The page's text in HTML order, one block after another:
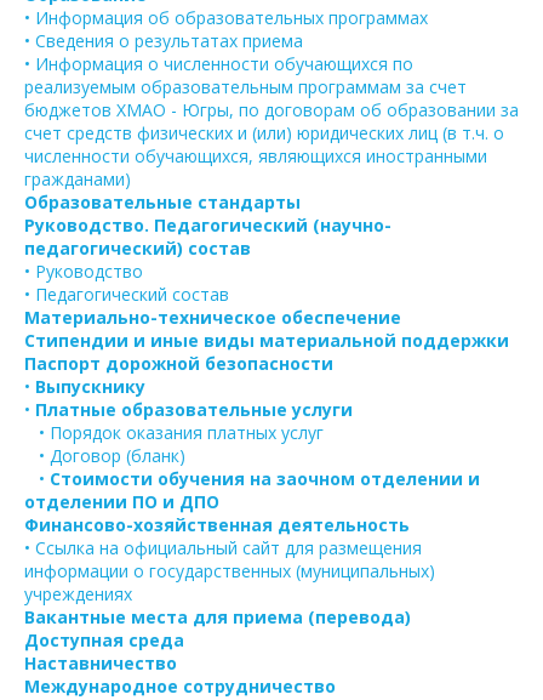
• Информация об образовательных программах
• Сведения о результатах приема
• Информация о численности обучающихся по
реализуемым образовательным программам за счет
бюджетов ХМАО - Югры, по договорам об образовании за
счет средств физических и (или) юридических лиц (в т.ч. о
численности обучающихся, являющихся иностранными
гражданами)
Образовательные стандарты
Руководство. Педагогический (научно-
педагогический) состав
• Руководство
• Педагогический состав
Материально-техническое обеспечение
Стипендии и иные виды материальной поддержки
Паспорт дорожной безопасности
• Выпускнику
• Платные образовательные услуги
• Порядок оказания платных услуг
• Договор (бланк)
• Стоимости обучения на заочном отделении и
отделении ПО и ДПО
Финансово-хозяйственная деятельность
• Ссылка на официальный сайт для размещения
информации о государственных (муниципальных)
учреждениях
Вакантные места для приема (перевода)
Доступная среда
Наставничество
Международное сотрудничество